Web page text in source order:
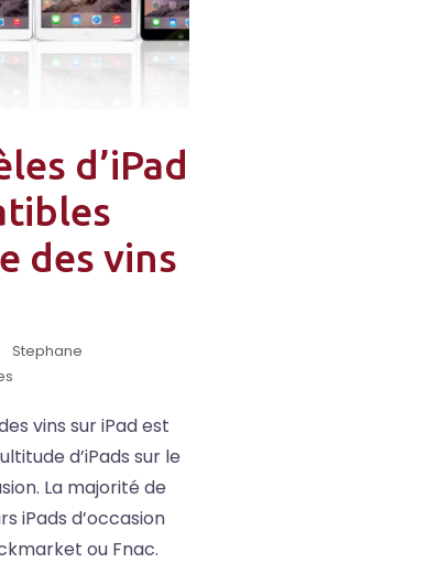
d’iPad
des vins
Stephane
vins sur iPad est
d’iPads sur le
La majorité de
iPads d’occasion
ou Fnac.